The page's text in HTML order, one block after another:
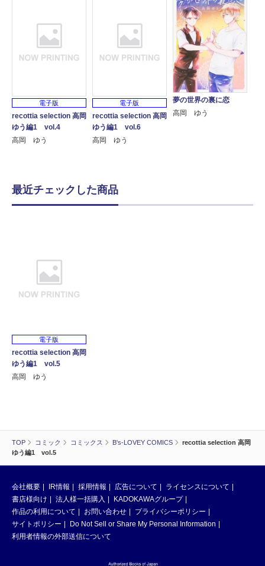
TOP コミック コミックス B's-LOVEY COMICS
recottia selection 高岡
ゆう編1 vol.5
電子版
recottia selection 高岡
ゆう編1 vol.4
高岡 ゆう
電子版
recottia selection 高岡
ゆう編1 vol.6
高岡 ゆう
夢の世界の裏に恋
高岡 ゆう
最近チェックした商品
電子版
recottia selection 高岡
ゆう編1 vol.5
高岡 ゆう
会社概要 IR情報 採用情報 広告について
ライセンスについて
書店様向け
法人様一括購入
KADOKAWAグループ
作品の利用について
お問い合わせ
プライバシーポリシー
サイトポリシー
Do Not Sell or Share My Personal Information
利用者情報の外部送信について